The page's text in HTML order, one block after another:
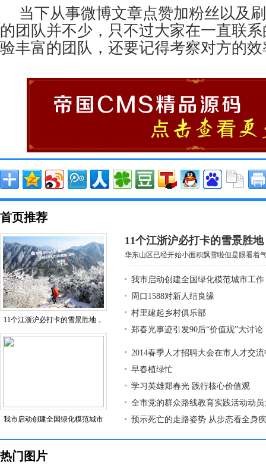
当下从事微博文章点赞加粉丝以及
的团队并不少，只不过大家在一直联
验丰富的团队，还要记得考察对方的
首页推荐
11个江浙沪必打卡的雪景胜地，
我市启动创建全国绿化模范城市
11个江浙沪必打卡的雪景胜
华东山区已经开始小面积飘雪啦但是眼看着
我市启动创建全国绿化模范城市工作
周口1588对新人结良缘
村里建起乡村俱乐部
郑春光事迹引发90后“价值观”大讨论
2014春季人才招聘大会在市人才交
早春植绿忙
学习英雄郑春光 践行核心价值观
全市党的群众路线教育实践活动动
预示死亡的走路姿势 从步态看全身
热门图片